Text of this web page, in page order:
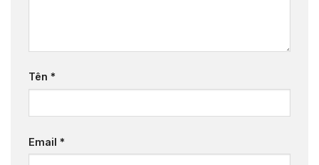
Tên *
Email *